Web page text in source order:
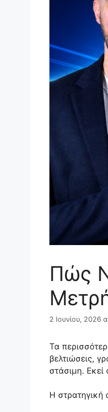
Πώς
2 Ιουνίου, 2026
Τα
βελτιώσεις,
στάσιμη.
Η στρατηγική